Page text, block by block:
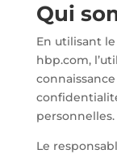
Qui
En utilisant
hbp.com,
personnelles.
Le